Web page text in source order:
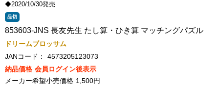
◆2020/10/30発売
品切
853603-JNS 長友先生 たし算・ひき算 マッチングパズル
ドリームブロッサム
JANコード：
4573205123073
納品価格 会員ログイン後表示
メーカー希望小売価格 1,500円